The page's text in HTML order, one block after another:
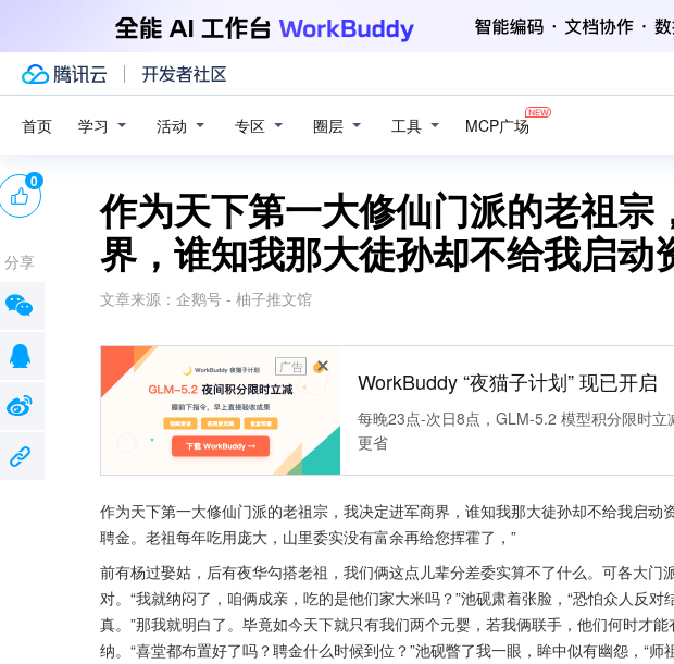
首页 学习 活动 专区 圈层 工具 MCP广场
作为天下第一大修仙门派的老祖宗
界，谁知我那大徒孙却不给我启动
文章来源： 企鹅号 - 柚子推文馆
广告
WorkBuddy “夜猫子计划” 现已开启
每晚23点-次日8点，GLM-5.2 模型积分限时立
更省
作为天下第一大修仙门派的老祖宗，我决定进军商界，谁知我那大徒孙却不给我启动
聘金。老祖每年吃用庞大，山里委实没有富余再给您挥霍了，”
前有杨过娶姑，后有夜华勾搭老祖，我们俩这点儿辈分差委实算不了什么。可各大门
对。“我就纳闷了，咱俩成亲，吃的是他们家大米吗？”池砚肃着张脸，“恐怕众人反
真。”那我就明白了。毕竟如今天下就只有我们两个元婴，若我俩联手，他们何时才
纳。“喜堂都布置好了吗？聘金什么时候到位？”池砚瞥了我一眼，眸中似有幽怨，“师
0
分享